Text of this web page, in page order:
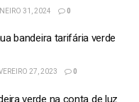
31, 2024 0
bandeira tarifária verde
27, 2023 0
verde na conta de luz